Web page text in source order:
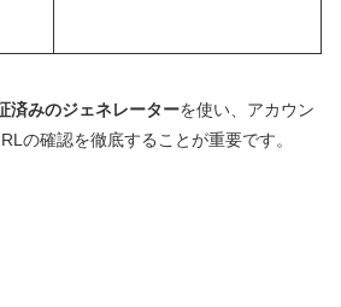
済みのジェネレーターを使い、アカウン
の確認を徹底することが重要です。